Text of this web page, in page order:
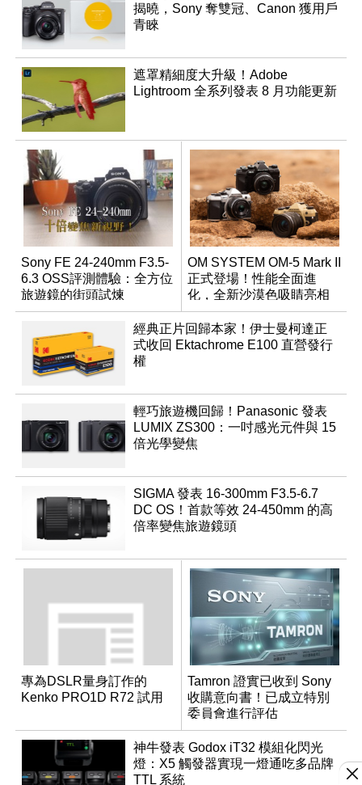
揭曉，Sony 奪雙冠、Canon 獲用戶
青睞
遮罩精細度大升級！Adobe
Lightroom 全系列發表 8 月功能更新
Sony FE 24-240mm F3.5-
6.3 OSS評測體驗：全方位
旅遊鏡的街頭試煉
OM SYSTEM OM-5 Mark II
正式登場！性能全面進
化，全新沙漠色吸睛亮相
經典正片回歸本家！伊士曼柯達正
式收回 Ektachrome E100 直營發行
權
輕巧旅遊機回歸！Panasonic 發表
LUMIX ZS300：一吋感光元件與 15
倍光學變焦
SIGMA 發表 16-300mm F3.5-6.7
DC OS！首款等效 24-450mm 的高
倍率變焦旅遊鏡頭
專為DSLR量身訂作的
Kenko PRO1D R72 試用
Tamron 證實已收到 Sony
收購意向書！已成立特別
委員會進行評估
神牛發表 Godox iT32 模組化閃光
燈：X5 觸發器實現一燈通吃多品牌
TTL 系統